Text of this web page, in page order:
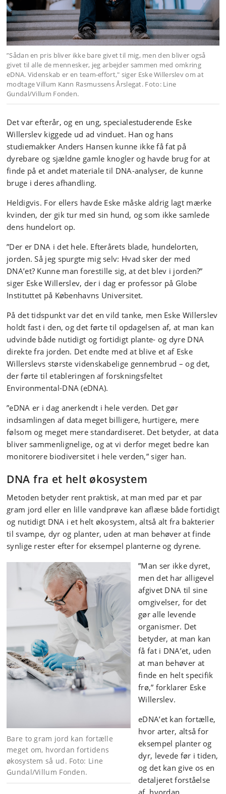
”Sådan en pris bliver ikke bare givet til mig, men den bliver også
givet til alle de mennesker, jeg arbejder sammen med omkring
eDNA. Videnskab er en team-effort," siger Eske Willerslev om at
modtage Villum Kann Rasmussens Årslegat. Foto: Line
Gundal/Villum Fonden.
Det var efterår, og en ung, specialestuderende Eske
Willerslev kiggede ud ad vinduet. Han og hans
studiemakker Anders Hansen kunne ikke få fat på
dyrebare og sjældne gamle knogler og havde brug for at
finde på et andet materiale til DNA-analyser, de kunne
bruge i deres afhandling.
Heldigvis. For ellers havde Eske måske aldrig lagt mærke
kvinden, der gik tur med sin hund, og som ikke samlede
dens hundelort op.
”Der er DNA i det hele. Efterårets blade, hundelorten,
jorden. Så jeg spurgte mig selv: Hvad sker der med
DNA’et? Kunne man forestille sig, at det blev i jorden?”
siger Eske Willerslev, der i dag er professor på Globe
Instituttet på Københavns Universitet.
På det tidspunkt var det en vild tanke, men Eske Willerslev
holdt fast i den, og det førte til opdagelsen af, at man kan
udvinde både nutidigt og fortidigt plante- og dyre DNA
direkte fra jorden. Det endte med at blive et af Eske
Willerslevs største videnskabelige gennembrud – og det,
der førte til etableringen af forskningsfeltet
Environmental-DNA (eDNA).
”eDNA er i dag anerkendt i hele verden. Det gør
indsamlingen af data meget billigere, hurtigere, mere
følsom og meget mere standardiseret. Det betyder, at data
bliver sammenlignelige, og at vi derfor meget bedre kan
monitorere biodiversitet i hele verden,” siger han.
DNA fra et helt økosystem
Metoden betyder rent praktisk, at man med par et par
gram jord eller en lille vandprøve kan aflæse både fortidigt
og nutidigt DNA i et helt økosystem, altså alt fra bakterier
til svampe, dyr og planter, uden at man behøver at finde
synlige rester efter for eksempel planterne og dyrene.
Bare to gram jord kan fortælle
meget om, hvordan fortidens
økosystem så ud. Foto: Line
Gundal/Villum Fonden.
”Man ser ikke dyret,
men det har alligevel
afgivet DNA til sine
omgivelser, for det
gør alle levende
organismer. Det
betyder, at man kan
få fat i DNA’et, uden
at man behøver at
finde en helt specifik
frø,” forklarer Eske
Willerslev.
eDNA’et kan fortælle,
hvor arter, altså for
eksempel planter og
dyr, levede før i tiden,
og det kan give os en
detaljeret forståelse
af, hvordan